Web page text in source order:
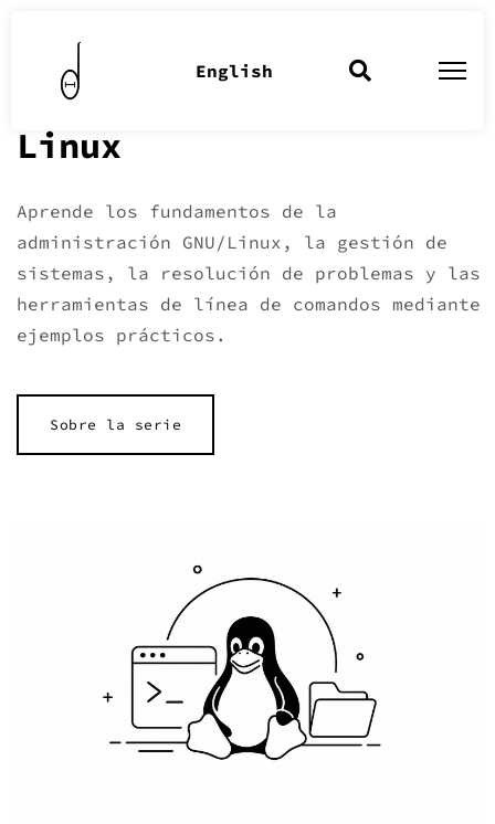
English
SERIE
Linux
Aprende los fundamentos de la
administración GNU/Linux, la gestión de
sistemas, la resolución de problemas y las
herramientas de línea de comandos mediante
ejemplos prácticos.
Sobre la serie